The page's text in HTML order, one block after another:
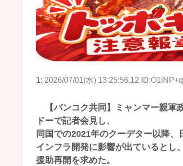
1: 2026/07/01(水) 13:25:56.12
【バンコク共同】ミャンマー親軍
ドーで記者会見し、
同国での2021年のクーデター以降
インフラ開発に影響が出ているとし、
援助再開を求めた。